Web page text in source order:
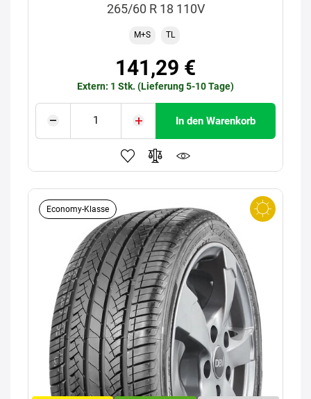
265/60 R 18 110V
M+S TL
141,29 €
Extern: 1 Stk. (Lieferung 5-10 Tage)
In den Warenkorb
Economy-Klasse